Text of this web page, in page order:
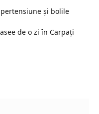
și bolile
de o zi în Carpați